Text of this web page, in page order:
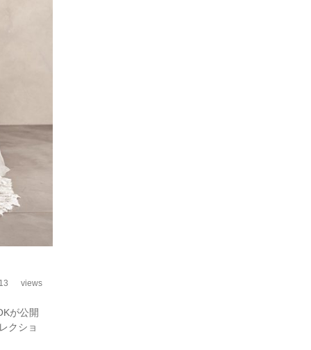
views
が公開
クショ